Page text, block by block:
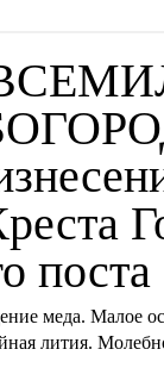
поста
меда. Малое
лития.